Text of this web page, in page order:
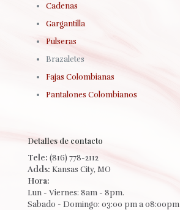
Cadenas
Gargantilla
Pulseras
Brazaletes
Fajas Colombianas
Pantalones Colombianos
Detalles de contacto
Tele: (816) 778-2112
Adds: Kansas City, MO
Hora:
Lun - Viernes: 8am - 8pm.
Sabado - Domingo: 03:00 pm a 08:00pm